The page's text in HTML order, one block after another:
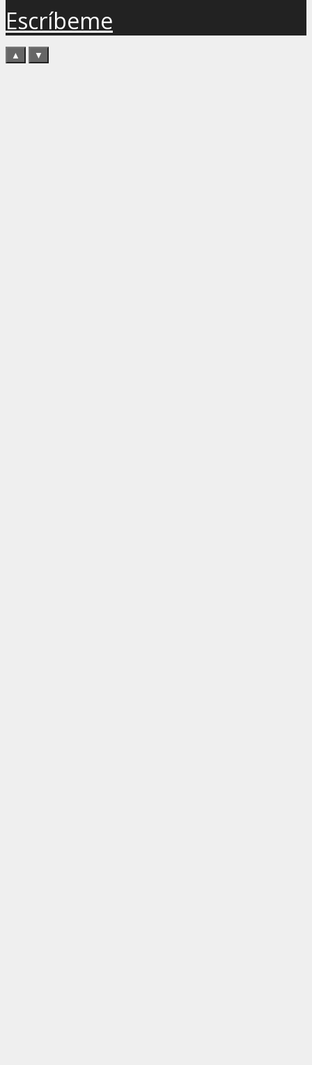
Escríbeme
▲ ▼